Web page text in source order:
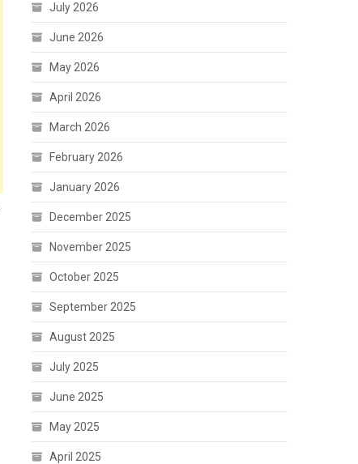
July 2026
June 2026
May 2026
April 2026
March 2026
February 2026
January 2026
December 2025
November 2025
October 2025
September 2025
August 2025
July 2025
June 2025
May 2025
April 2025